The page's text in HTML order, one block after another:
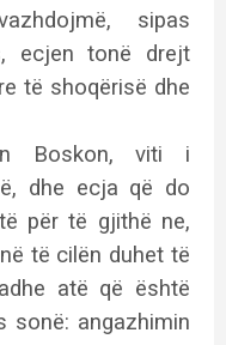
sipas
ecjen tonë drejt
të shoqërisë dhe
Boskon, viti i
dhe ecja që do
për të gjithë ne,
të cilën duhet të
atë që është
sonë: angazhimin